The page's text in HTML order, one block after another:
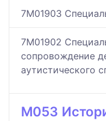
7M01903
7M01902
сопровождение
аутистического
M053